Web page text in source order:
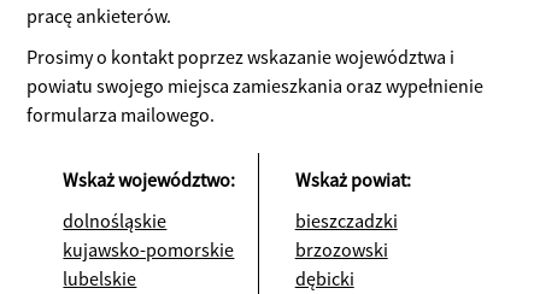
pracę ankieterów.
Prosimy o kontakt poprzez wskazanie województwa i
powiatu swojego miejsca zamieszkania oraz wypełnienie
formularza mailowego.
Wskaż województwo:
dolnośląskie
kujawsko-pomorskie
lubelskie
Wskaż powiat:
bieszczadzki
brzozowski
dębicki